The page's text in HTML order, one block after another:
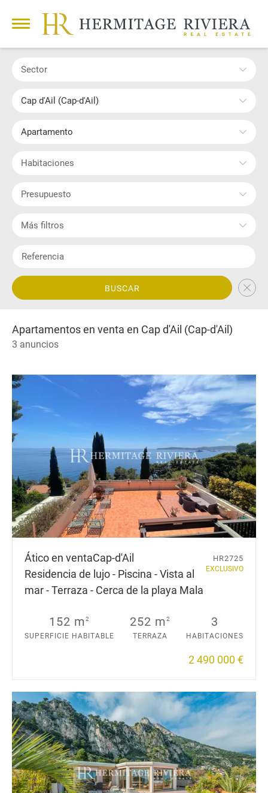
Sector
Cap d'Ail (Cap-d'Ail)
Apartamento
Habitaciones
Presupuesto
Más filtros
BUSCAR
Apartamentos en venta en Cap d'Ail (Cap-d'Ail)
3 anuncios
Ático en ventaCap-d'Ail
Residencia de lujo - Piscina - Vista al
mar - Terraza - Cerca de la playa Mala
HR2725
EXCLUSIVO
152 m2
SUPERFICIE HABITABLE
252 m2
TERRAZA
3
HABITACIONES
2 490 000 €